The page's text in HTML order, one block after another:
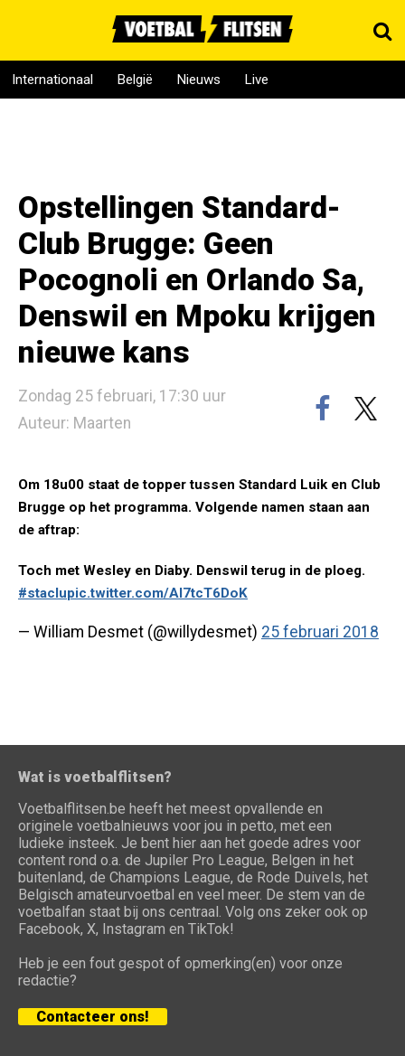
Internationaal België Nieuws Live
Opstellingen Standard-
Club Brugge: Geen
Pocognoli en Orlando Sa,
Denswil en Mpoku krijgen
nieuwe kans
Zondag 25 februari, 17:30 uur
Auteur: Maarten
Om 18u00 staat de topper tussen Standard Luik en Club
Brugge op het programma. Volgende namen staan aan
de aftrap:
Toch met Wesley en Diaby. Denswil terug in de ploeg.
#staclupic.twitter.com/Al7tcT6DoK
— William Desmet (@willydesmet) 25 februari 2018
Wat is voetbalflitsen?
Voetbalflitsen.be heeft het meest opvallende en
originele voetbalnieuws voor jou in petto, met een
ludieke insteek. Je bent hier aan het goede adres voor
content rond o.a. de Jupiler Pro League, Belgen in het
buitenland, de Champions League, de Rode Duivels, het
Belgisch amateurvoetbal en veel meer. De stem van de
voetbalfan staat bij ons centraal. Volg ons zeker ook op
Facebook, X, Instagram en TikTok!
Heb je een fout gespot of opmerking(en) voor onze
redactie?
Contacteer ons!